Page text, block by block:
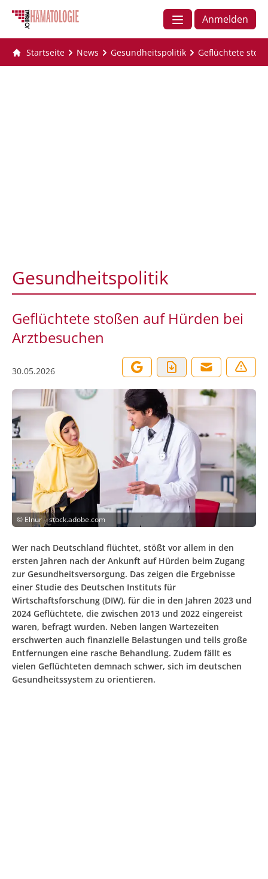
Anmelden
Startseite News Gesundheitspolitik Geflüchtete
Gesundheitspolitik
Geflüchtete stoßen auf Hürden bei
Arztbesuchen
30.05.2026
© Elnur – stock.adobe.com
Wer nach Deutschland flüchtet, stößt vor allem in den
ersten Jahren nach der Ankunft auf Hürden beim Zugang
zur Gesundheitsversorgung. Das zeigen die Ergebnisse
einer Studie des Deutschen Instituts für
Wirtschaftsforschung (DIW), für die in den Jahren 2023 und
2024 Geflüchtete, die zwischen 2013 und 2022 eingereist
waren, befragt wurden. Neben langen Wartezeiten
erschwerten auch finanzielle Belastungen und teils große
Entfernungen eine rasche Behandlung. Zudem fällt es
vielen Geflüchteten demnach schwer, sich im deutschen
Gesundheitssystem zu orientieren.